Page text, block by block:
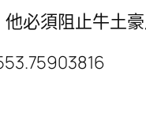
他必須阻止牛土